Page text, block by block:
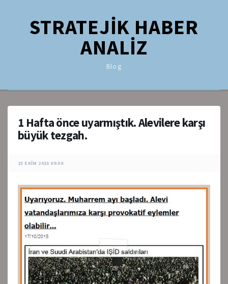
STRATEJİK HABER
ANALİZ
Blog
1 Hafta önce uyarmıştık. Alevilere karşı
büyük tezgah.
23 EKIM 2015 09:50